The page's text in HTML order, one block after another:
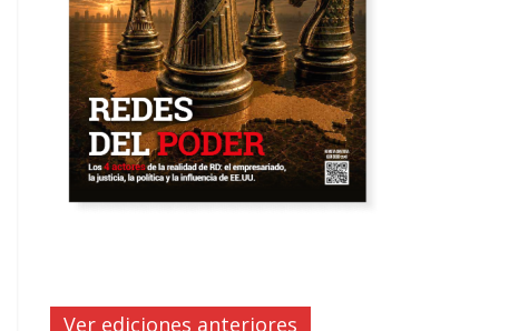
Ver ediciones anteriores